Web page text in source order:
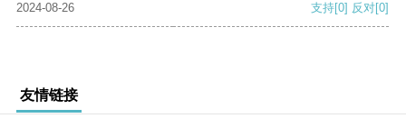
2024-08-26 支持[0] 反对[0]
友情链接